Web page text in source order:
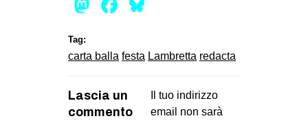
MONDO
Mastodon
Facebook
Tag:
carta balla festa Lambretta redacta
Lascia un
commento
Il tuo indirizzo
email non sarà